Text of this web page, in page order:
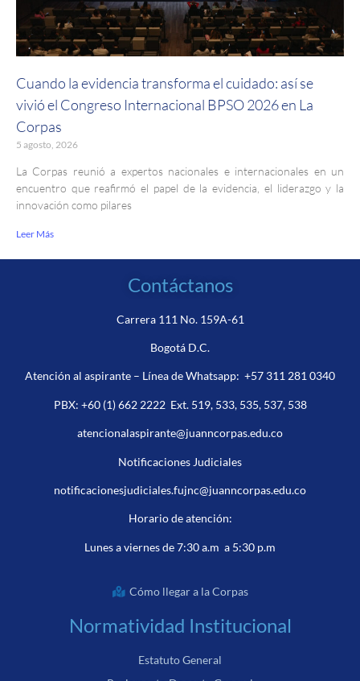
Cuando la evidencia transforma el cuidado: así se
vivió el Congreso Internacional BPSO 2026 en La
Corpas
5 agosto, 2026
La Corpas reunió a expertos nacionales e internacionales en un
encuentro que reafirmó el papel de la evidencia, el liderazgo y la
innovación como pilares
Leer Más
Contáctanos
Carrera 111 No. 159A-61
Bogotá D.C.
Atención al aspirante – Línea de Whatsapp: +57 311 281 0340
PBX: +60 (1) 662 2222Ext. 519, 533, 535, 537, 538
atencionalaspirante@juanncorpas.edu.co
Notificaciones Judiciales
notificacionesjudiciales.fujnc@juanncorpas.edu.co
Horario de atención:
Lunes a viernes de 7:30 a.m a 5:30 p.m
Cómo llegar a la Corpas
Normatividad Institucional
Estatuto General